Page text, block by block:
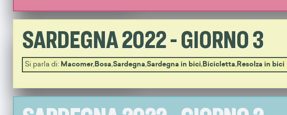
SARDEGNA 2022 - GIORNO 3
Si parla di: Macomer, Bosa,Sardegna,Sardegna in bici, Bicicletta, Resolza in bici